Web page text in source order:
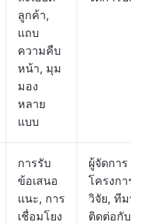
ลูกค้า,
แถบ
ความคืบ
หน้า, มุม
มอง
หลาย
แบบ
การรับ
ข้อเสนอ
แนะ, การ
เชื่อมโยง
ผู้จัดการ
โครงการ,
วิจัย, ทีมที่
ติดต่อกับ